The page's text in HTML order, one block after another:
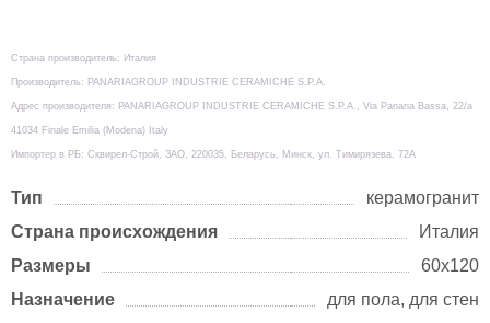
Страна производитель: Италия
Производитель: PANARIAGROUP INDUSTRIE CERAMICHE S.P.A.
Адрес производителя: PANARIAGROUP INDUSTRIE CERAMICHE S.P.A., Via Panaria Bassa, 22/a
41034 Finale Emilia (Modena) Italy
Импортер в РБ: Сквирел-Строй, ЗАО, 220035, Беларусь, Минск, ул. Тимирязева, 72А
Тип
керамогранит
Страна происхождения
Италия
Размеры
60х120
Назначение
для пола, для стен